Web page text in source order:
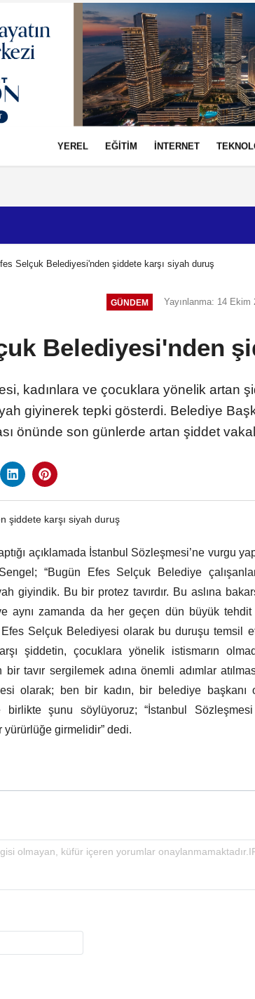
Gizlilik İlkeleri
YEREL EĞİTİM İNTERNET
Selçuk Belediyesi'nden şiddete karşı siyah duruş
GÜNDEM Yayınlanma: 14 Ekim
Belediyesi'nden
kadınlara ve çocuklara yönelik artan
giyinerek tepki gösterdi. Belediye
önünde son günlerde artan şiddet
açıklamada İstanbul Sözleşmesi’ne vurgu
“Bugün Efes Selçuk Belediye
giyindik. Bu bir protez tavırdır. Bu aslına
aynı zamanda da her geçen dün büyük tehdit
Selçuk Belediyesi olarak bu duruşu temsil
şiddetin, çocuklara yönelik istismarın
tavır sergilemek adına önemli adımlar
olarak; ben bir kadın, bir belediye başkanı
birlikte şunu söylüyoruz; “İstanbul Sözleşmesi
yürürlüğe girmelidir” dedi.